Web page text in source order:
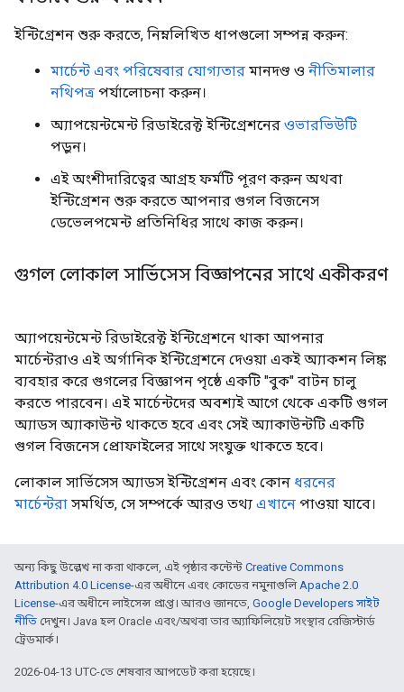
ইন্টিগ্রেশন শুরু করতে, নিম্নলিখিত ধাপগুলো সম্পন্ন করুন:
মার্চেন্ট এবং পরিষেবার যোগ্যতার মানদণ্ড ও নীতিমালার
নথিপত্র পর্যালোচনা করুন।
অ্যাপয়েন্টমেন্ট রিডাইরেক্ট ইন্টিগ্রেশনের ওভারভিউটি
পড়ুন।
এই অংশীদারিত্বের আগ্রহ ফর্মটি পূরণ করুন অথবা
ইন্টিগ্রেশন শুরু করতে আপনার গুগল বিজনেস
ডেভেলপমেন্ট প্রতিনিধির সাথে কাজ করুন।
গুগল লোকাল সার্ভিসেস বিজ্ঞাপনের সাথে একীকরণ
অ্যাপয়েন্টমেন্ট রিডাইরেক্ট ইন্টিগ্রেশনে থাকা আপনার
মার্চেন্টরাও এই অর্গানিক ইন্টিগ্রেশনে দেওয়া একই অ্যাকশন লিঙ্ক
ব্যবহার করে গুগলের বিজ্ঞাপন পৃষ্ঠে একটি "বুক" বাটন চালু
করতে পারবেন। এই মার্চেন্টদের অবশ্যই আগে থেকে একটি গুগল
অ্যাডস অ্যাকাউন্ট থাকতে হবে এবং সেই অ্যাকাউন্টটি একটি
গুগল বিজনেস প্রোফাইলের সাথে সংযুক্ত থাকতে হবে।
লোকাল সার্ভিসেস অ্যাডস ইন্টিগ্রেশন এবং কোন ধরনের
মার্চেন্টরা সমর্থিত, সে সম্পর্কে আরও তথ্য এখানে পাওয়া যাবে।
অন্য কিছু উল্লেখ না করা থাকলে, এই পৃষ্ঠার কন্টেন্ট Creative Commons
Attribution 4.0 License-এর অধীনে এবং কোডের নমুনাগুলি Apache 2.0
License-এর অধীনে লাইসেন্স প্রাপ্ত। আরও জানতে, Google Developers সাইট
নীতি দেখুন। Java হল Oracle এবং/অথবা তার অ্যাফিলিয়েট সংস্থার রেজিস্টার্ড
ট্রেডমার্ক।
2026-04-13 UTC-তে শেষবার আপডেট করা হয়েছে।